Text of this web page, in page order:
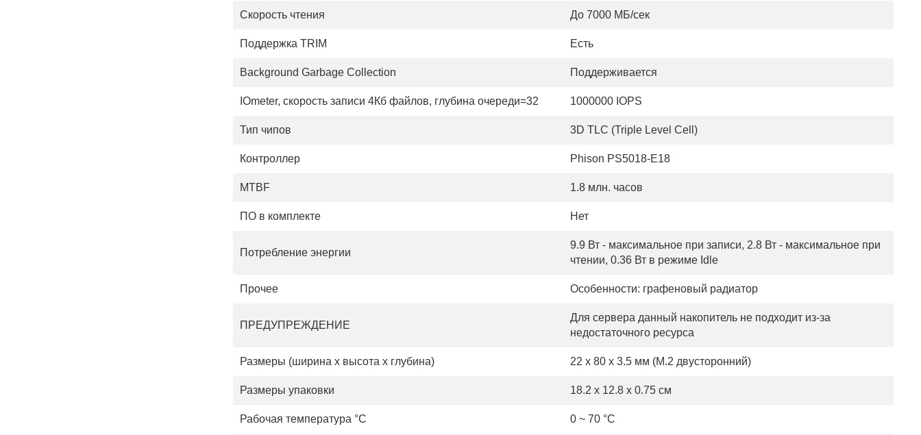
Скорость чтения До 7000 МБ/сек
Поддержка TRIM Есть
Background Garbage Collection Поддерживается
IOmeter, скорость записи 4Кб файлов, глубина очереди=32 1000000 IOPS
Тип чипов 3D TLC (Triple Level Cell)
Контроллер Phison PS5018-E18
MTBF 1.8 млн. часов
ПО в комплекте Нет
Потребление энергии
9.9 Вт - максимальное при записи, 2.8 Вт - максимальное при
чтении, 0.36 Вт в режиме Idle
Прочее Особенности: графеновый радиатор
ПРЕДУПРЕЖДЕНИЕ
Для сервера данный накопитель не подходит из-за
недостаточного ресурса
Размеры (ширина х высота х глубина) 22 x 80 x 3.5 мм (M.2 двусторонний)
Размеры упаковки 18.2 x 12.8 x 0.75 см
Рабочая температура °С 0 ~ 70 °C